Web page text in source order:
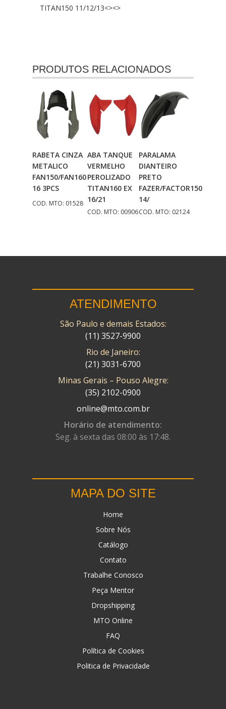
TITAN150 11/12/13<><>
PRODUTOS RELACIONADOS
Adicionar
Ao Carrinho
RABETA CINZA
METALICO
FAN150/FAN160
16 3PCS
COD. MTO: 01528
Adicionar
Ao Carrinho
ABA TANQUE
VERMELHO
PEROLIZADO
TITAN160 EX
16/21
COD. MTO: 00906
Adicionar
Ao Carrinho
PARALAMA
DIANTEIRO
PRETO
FAZER/FACTOR150
14/
COD. MTO: 02124
ATENDIMENTO
São Paulo e demais Estados:
(11) 3527-9900
Rio de Janeiro:
(21) 3031-6700
Minas Gerais – Pouso Alegre:
(35) 2102-0900
online@mto.com.br
Horário de atendimento:
Seg. à sexta das 08:00 às 17:48.
MAPA DO SITE
Home
Sobre Nós
Catálogo
Contato
Trabalhe Conosco
Peça Mentor
Dropshipping
MTO Online
FAQ
Política de Cookies
Politica de Privacidade